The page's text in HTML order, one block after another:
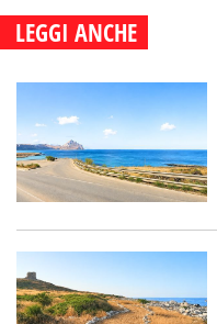
LEGGI ANCHE